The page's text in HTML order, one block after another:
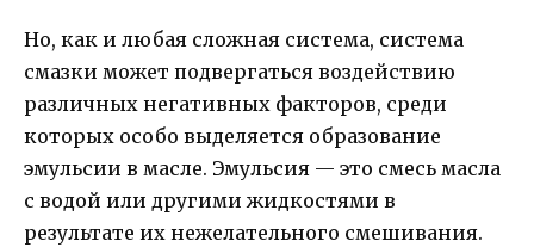
Но, как и любая сложная система, система
смазки может подвергаться воздействию
различных негативных факторов, среди
которых особо выделяется образование
эмульсии в масле. Эмульсия — это смесь масла
с водой или другими жидкостями в
результате их нежелательного смешивания.